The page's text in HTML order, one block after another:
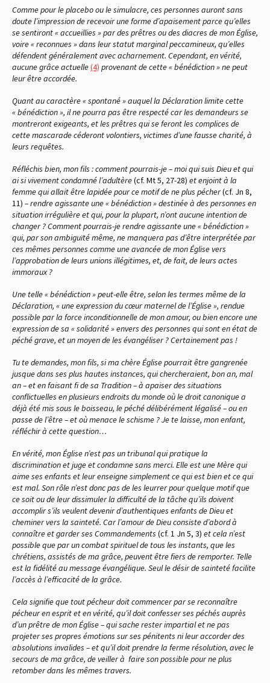
Comme pour le placebo ou le simulacre, ces personnes auront sans
doute l’impression de recevoir une forme d’apaisement parce qu’elles
se sentiront « accueillies » par des prêtres ou des diacres de mon Église,
voire « reconnues » dans leur statut marginal peccamineux, qu’elles
défendent généralement avec acharnement. Cependant, en vérité,
aucune grâce actuelle(4) provenant de cette « bénédiction » ne peut
leur être accordée.
Quant au caractère « spontané » auquel la Déclaration limite cette
« bénédiction », il ne pourra pas être respecté car les demandeurs se
montreront exigeants, et les prêtres qui se feront les complices de
cette mascarade céderont volontiers, victimes d’une fausse charité, à
leurs requêtes.
Réfléchis bien, mon fils : comment pourrais-je – moi qui suis Dieu et qui
ai si vivement condamné l’adultère(cf. Mt 5, 27-28) et enjoint à la
femme qui allait être lapidée pour ce motif de ne plus pécher(cf. Jn 8,
11) – rendre agissante une « bénédiction » destinée à des personnes en
situation irrégulière et qui, pour la plupart, n’ont aucune intention de
changer ? Comment pourrais-je rendre agissante une « bénédiction »
qui, par son ambiguïté même, ne manquera pas d’être interprétée par
ces mêmes personnes comme une avancée de mon Église vers
l’approbation de leurs unions illégitimes, et, de fait, de leurs actes
immoraux ?
Une telle « bénédiction » peut-elle être, selon les termes même de la
Déclaration, « une expression du cœur maternel de l’Église », rendue
possible par la force inconditionnelle de mon amour, ou bien encore une
expression de sa « solidarité » envers des personnes qui sont en état de
péché grave, et un moyen de les évangéliser ? Certainement pas !
Tu te demandes, mon fils, si ma chère Église pourrait être gangrenée
jusque dans ses plus hautes instances, qui chercheraient, bon an, mal
an – et en faisant fi de sa Tradition – à apaiser des situations
conflictuelles en plusieurs endroits du monde où le droit canonique a
déjà été mis sous le boisseau, le péché délibérément légalisé – ou en
passe de l’être – et où menace le schisme ? Je te laisse, mon enfant,
réfléchir à cette question…
En vérité, mon Église n’est pas un tribunal qui pratique la
discrimination et juge et condamne sans merci. Elle est une Mère qui
aime ses enfants et leur enseigne simplement ce qui est bien et ce qui
est mal. Son rôle n’est donc pas de les leurrer pour quelque motif que
ce soit ou de leur dissimuler la difficulté de la tâche qu’ils doivent
accomplir s’ils veulent devenir d’authentiques enfants de Dieu et
cheminer vers la sainteté. Car l’amour de Dieu consiste d’abord à
connaître et garder ses Commandements (cf. 1 Jn 5, 3) et cela n’est
possible que par un combat spirituel de tous les instants, que les
chrétiens, assistés de ma grâce, peuvent être fiers de remporter. Telle
est la fidélité au message évangélique. Seul le désir de sainteté facilite
l’accès à l’efficacité de la grâce.
Cela signifie que tout pécheur doit commencer par se reconnaître
pécheur en esprit et en vérité, qu’il doit confesser ses péchés auprès
d’un prêtre de mon Église – qui sache rester impartial et ne pas
projeter ses propres émotions sur ses pénitents ni leur accorder des
absolutions invalides – et qu’il doit prendre la ferme résolution, avec le
secours de ma grâce, de veiller à faire son possible pour ne plus
retomber dans les mêmes travers.